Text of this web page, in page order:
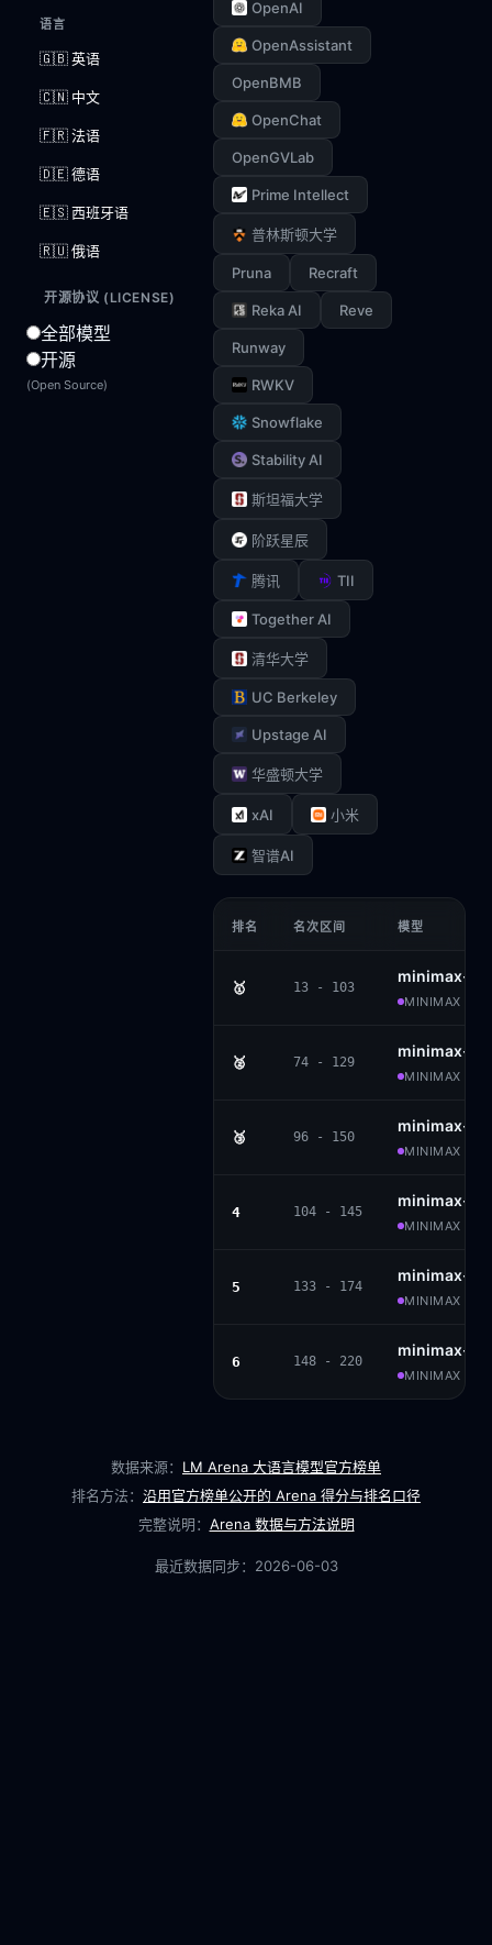
语言
🇬🇧 英语
🇨🇳 中文
🇫🇷 法语
🇩🇪 德语
🇪🇸 西班牙语
🇷🇺 俄语
开源协议 (LICENSE)
全部模型
开源
(Open Source)
OpenAI
OpenAssistant
OpenBMB
OpenChat
OpenGVLab
Prime Intellect
普林斯顿大学
Pruna Recraft
Reka AI Reve
Runway
RWKV
Snowflake
Stability AI
斯坦福大学
阶跃星辰
腾讯 TII
Together AI
清华大学
UC Berkeley
Upstage AI
华盛顿大学
xAI 小米
智谱AI
排名 名次区间 模型
🥇 13 - 103
minimax-
MINIMAX ·
🥈 74 - 129
minimax-
MINIMAX ·
🥉 96 - 150
minimax-
MINIMAX ·
4 104 - 145
minimax-
MINIMAX ·
5 133 - 174
minimax-m1
MINIMAX ·
6 148 - 220
minimax-
MINIMAX ·
数据来源： LM Arena 大语言模型官方榜单
排名方法： 沿用官方榜单公开的 Arena 得分与排名口径
完整说明： Arena 数据与方法说明
最近数据同步： 2026-06-03